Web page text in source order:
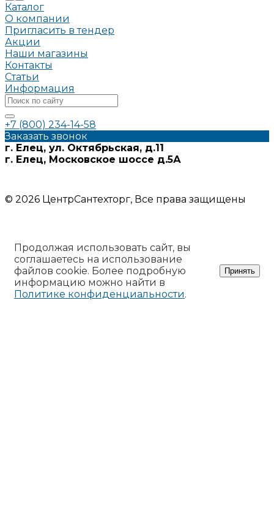
Каталог
О компании
Пригласить в тендер
Акции
Наши магазины
Контакты
Статьи
Информация
+7 (800) 234-14-58
Заказать звонок
г. Елец, ул. Октябрьская, д.11
г. Елец, Московское шоссе д.5А
© 2026 ЦентрСантехторг, Все права защищены
Продолжая использовать сайт, вы
соглашаетесь на использование
файлов cookie. Более подробную
информацию можно найти в
Политике конфиденциальности.
Принять